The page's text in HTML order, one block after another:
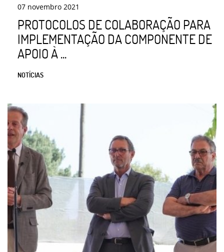
07 novembro 2021
PROTOCOLOS DE COLABORAÇÃO PARA
IMPLEMENTAÇÃO DA COMPONENTE DE
APOIO À ...
NOTÍCIAS